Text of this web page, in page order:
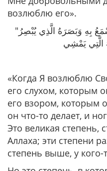
возлюблю его».
"فَإِذَا أَحْبَبْتُهُ كُنْتُ سَمْعَهُ الَّذِي يَسْمَعُ بِهِ وَبَصَرَهُ الَّذِي يُبْصِرُ
«Когда Я возлюблю
его слухом, которым
его взором, которым
он что-то делает, и
Это великая степень,
Аллаха; эти степени
степень выше, у